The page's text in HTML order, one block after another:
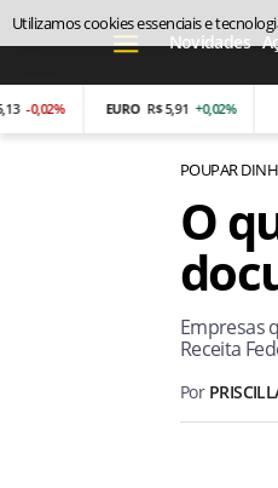
Novidades
R$ 5,91 +0,02%
POUPAR
O
Empresas
Receita
Por
Utilizamos cookies essenciais e